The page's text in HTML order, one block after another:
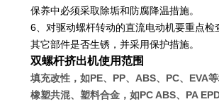
保养中必须采取除垢和防腐降温措施。
6 、对驱动螺杆转动的直流电动机要重点
其它部件是否生锈，并采用保护措施。
双螺杆挤出机使用范围
填充改性，如PE、PP、ABS、PC、EVA
橡塑共混、塑料合金，如PC ABS、PA